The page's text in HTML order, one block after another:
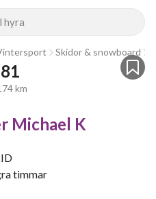
hyra
Skidor & snowboard
km
Michael K
timmar